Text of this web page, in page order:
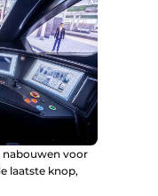
nabouwen voor
laatste knop,